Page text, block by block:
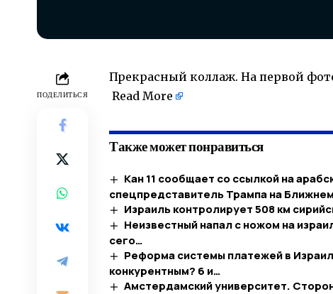
ПОДЕЛИТЬСЯ
Прекрасный коллаж. На первой
Read More
Также может понравиться
Кан 11 сообщает со ссылкой на
спецпредставитель Трампа на
Израиль контролирует 508 км
Неизвестный напал с ножом на
сего…
Реформа системы платежей в
конкурентным? 6 и…
Амстердамский университет.